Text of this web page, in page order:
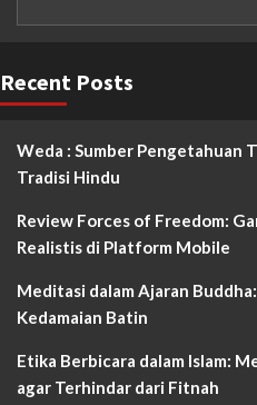
Recent Posts
Weda : Sumber Pengetahuan
Tradisi Hindu
Review Forces of Freedom:
Realistis di Platform Mobile
Meditasi dalam Ajaran
Kedamaian Batin
Etika Berbicara dalam Islam:
agar Terhindar dari Fitnah